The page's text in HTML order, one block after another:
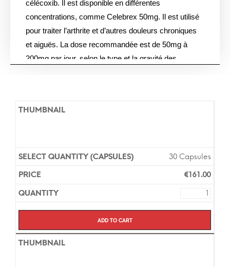
célécoxib. Il est disponible en différentes
concentrations, comme Celebrex 50mg. Il est utilisé
pour traiter l’arthrite et d’autres douleurs chroniques
et aiguës. La dose recommandée est de 50mg à
200mg par jour, selon le type et la gravité des
contiennent toutes la même substance active et ont
effectuée en Europe en 7 jours.
30 Capsules
€161.00
Add to cart